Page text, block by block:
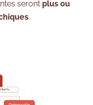
seront plus ou
.